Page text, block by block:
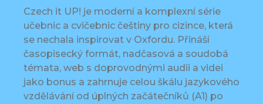
Czech it UP! je moderní a komplexní série
učebnic a cvičebnic češtiny pro cizince, která
se nechala inspirovat v Oxfordu. Přináší
časopisecký formát, nadčasová a soudobá
témata, web s doprovodnými audii a videi
jako bonus a zahrnuje celou škálu jazykového
vzdělávání od úplných začátečníků (A1) po